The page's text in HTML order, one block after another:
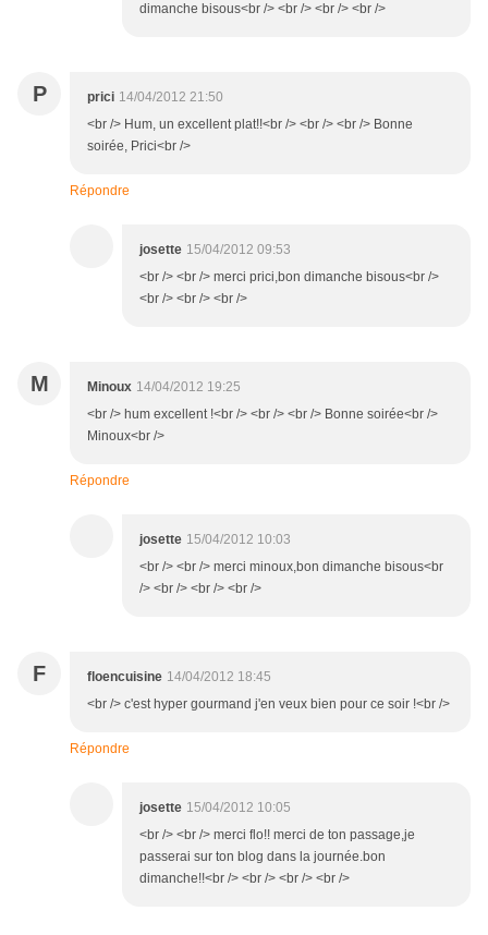
dimanche bisous<br /> <br /> <br /> <br />
P prici 14/04/2012 21:50
<br /> Hum, un excellent plat!!<br /> <br /> <br /> Bonne
soirée, Prici<br />
Répondre
josette 15/04/2012 09:53
<br /> <br /> merci prici,bon dimanche bisous<br />
<br /> <br /> <br />
M Minoux 14/04/2012 19:25
<br /> hum excellent !<br /> <br /> <br /> Bonne soirée<br />
Minoux<br />
Répondre
josette 15/04/2012 10:03
<br /> <br /> merci minoux,bon dimanche bisous<br
/> <br /> <br /> <br />
F floencuisine 14/04/2012 18:45
<br /> c'est hyper gourmand j'en veux bien pour ce soir !<br />
Répondre
josette 15/04/2012 10:05
<br /> <br /> merci flo!! merci de ton passage,je
passerai sur ton blog dans la journée.bon
dimanche!!<br /> <br /> <br /> <br />